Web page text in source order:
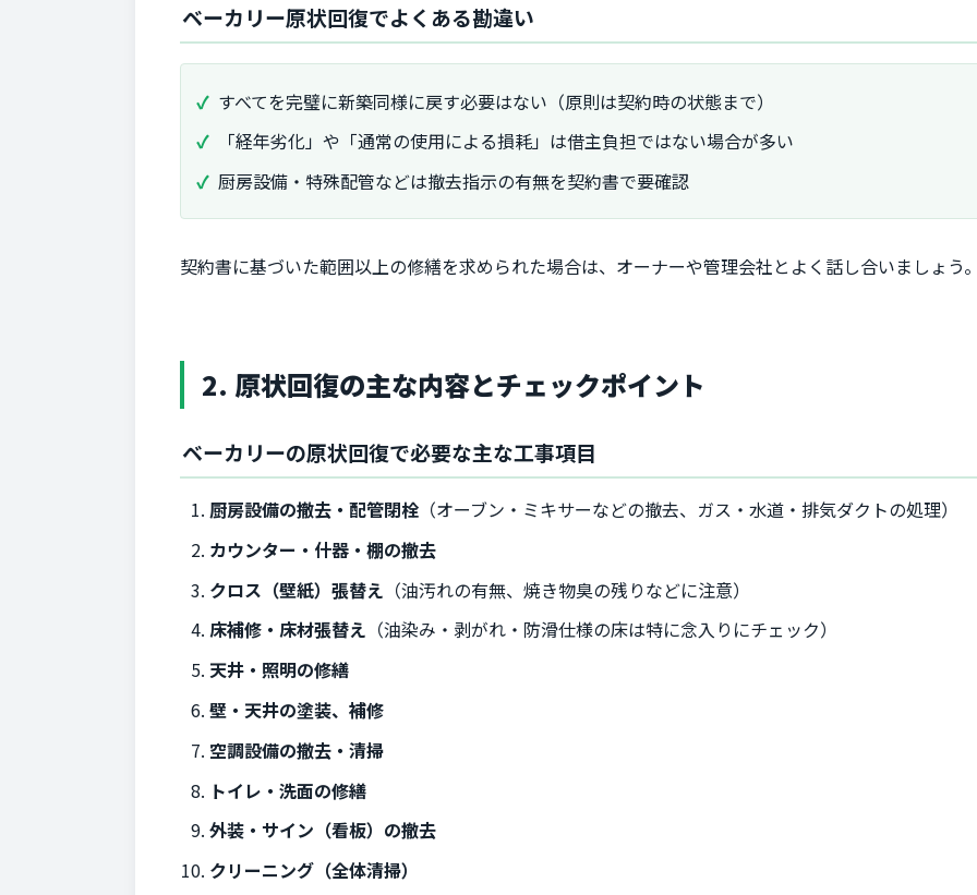
ベーカリー原状回復でよくある勘違い
すべてを完璧に新築同様に戻す必要はない（原則は契約時の状態まで）
「経年劣化」や「通常の使用による損耗」は借主負担ではない場合が多い
厨房設備・特殊配管などは撤去指示の有無を契約書で要確認
契約書に基づいた範囲以上の修繕を求められた場合は、オーナーや管理会社とよく話し合いましょう
2. 原状回復の主な内容とチェックポイント
ベーカリーの原状回復で必要な主な工事項目
厨房設備の撤去・配管閉栓 （オーブン・ミキサーなどの撤去、ガス・水道・排気ダクトの処理）
カウンター・什器・棚の撤去
クロス（壁紙）張替え （油汚れの有無、焼き物臭の残りなどに注意）
床補修・床材張替え （油染み・剥がれ・防滑仕様の床は特に念入りにチェック）
天井・照明の修繕
壁・天井の塗装、補修
空調設備の撤去・清掃
トイレ・洗面の修繕
外装・サイン（看板）の撤去
クリーニング（全体清掃）